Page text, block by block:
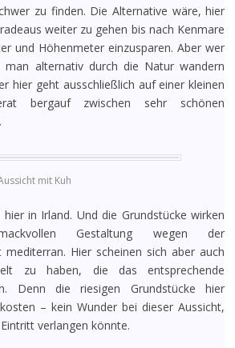
zu finden. Die Alternative wäre, hier
weiter zu gehen bis nach Kenmare
und Höhenmeter einzusparen. Aber wer
alternativ durch die Natur wandern
hier geht ausschließlich auf einer kleinen
bergauf zwischen sehr schönen
mit Kuh
in Irland. Und die Grundstücke wirken
Gestaltung wegen der
mediterran. Hier scheinen sich aber auch
zu haben, die das entsprechende
Denn die riesigen Grundstücke hier
– kein Wunder bei dieser Aussicht,
verlangen könnte.